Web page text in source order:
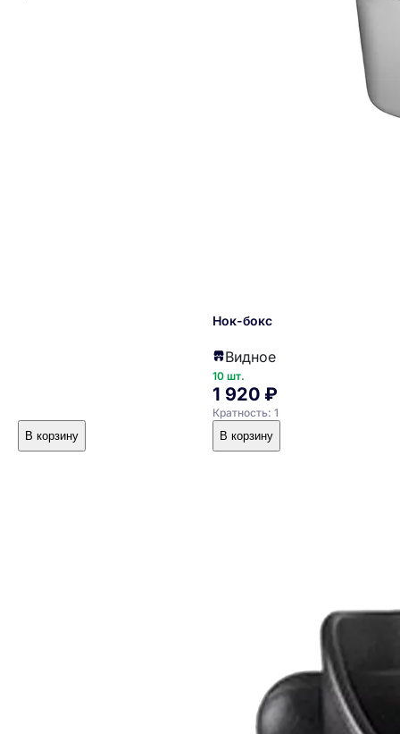
В корзину
Нок-бокс
Видное
10 шт.
1 920 ₽
Кратность: 1
В корзину